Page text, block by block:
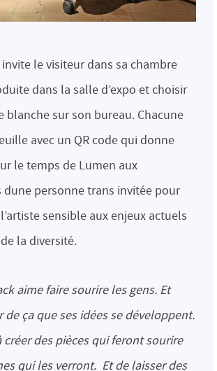
invite le visiteur dans sa chambre
dans la salle d’expo et choisir
blanche sur son bureau. Chacune
avec un QR code qui donne
le temps de Lumen aux
personne trans invitée pour
sensible aux enjeux actuels
la diversité.
de ça que ses idées se développent.
créer des pièces qui feront sourire
qui les verront. Et de laisser des